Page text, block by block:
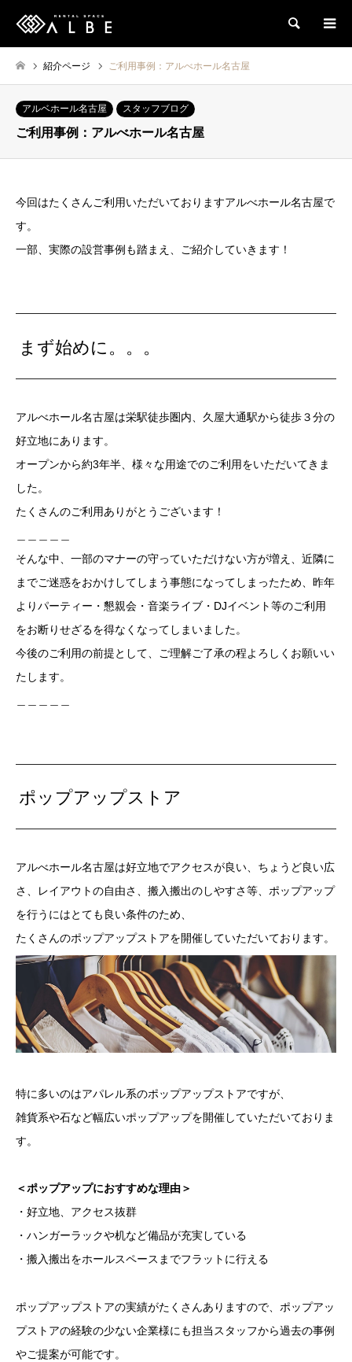
検索
紹介ページ ご利用事例：アルべホール名古屋
アルベホール名古屋 スタッフブログ
ご利用事例：アルべホール名古屋
今回はたくさんご利用いただいておりますアルべホール名古屋で
す。
一部、実際の設営事例も踏まえ、ご紹介していきます！
まず始めに。。。
アルべホール名古屋は栄駅徒歩圏内、久屋大通駅から徒歩３分の
好立地にあります。
オープンから約3年半、様々な用途でのご利用をいただいてきま
した。
たくさんのご利用ありがとうございます！
そんな中、一部のマナーの守っていただけない方が増え、近隣に
までご迷惑をおかけしてしまう事態になってしまったため、昨年
よりパーティー・懇親会・音楽ライブ・DJイベント等のご利用
をお断りせざるを得なくなってしまいました。
今後のご利用の前提として、ご理解ご了承の程よろしくお願いい
たします。
ポップアップストア
アルべホール名古屋は好立地でアクセスが良い、ちょうど良い広
さ、レイアウトの自由さ、搬入搬出のしやすさ等、ポップアップ
を行うにはとても良い条件のため、
たくさんのポップアップストアを開催していただいております。
特に多いのはアパレル系のポップアップストアですが、
雑貨系や石など幅広いポップアップを開催していただいておりま
す。
＜ポップアップにおすすめな理由＞
・好立地、アクセス抜群
・ハンガーラックや机など備品が充実している
・搬入搬出をホールスペースまでフラットに行える
ポップアップストアの実績がたくさんありますので、ポップアッ
プストアの経験の少ない企業様にも担当スタッフから過去の事例
やご提案が可能です。